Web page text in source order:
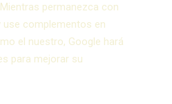
permanezca con
complementos en
el nuestro, Google hará
para mejorar su